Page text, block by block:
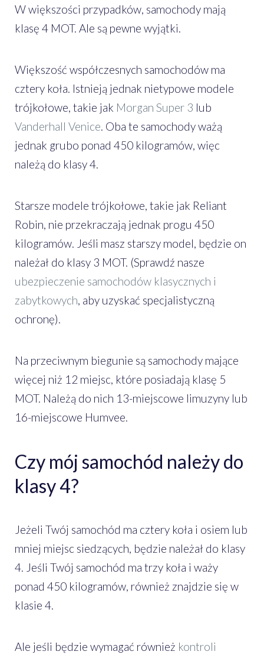
W większości przypadków, samochody mają
klasę 4 MOT. Ale są pewne wyjątki.
Większość współczesnych samochodów ma
cztery koła. Istnieją jednak nietypowe modele
trójkołowe, takie jak Morgan Super 3 lub
Vanderhall Venice. Oba te samochody ważą
jednak grubo ponad 450 kilogramów, więc
należą do klasy 4.
Starsze modele trójkołowe, takie jak Reliant
Robin, nie przekraczają jednak progu 450
kilogramów. Jeśli masz starszy model, będzie on
należał do klasy 3 MOT. (Sprawdź nasze
ubezpieczenie samochodów klasycznych i
zabytkowych, aby uzyskać specjalistyczną
ochronę).
Na przeciwnym biegunie są samochody mające
więcej niż 12 miejsc, które posiadają klasę 5
MOT. Należą do nich 13-miejscowe limuzyny lub
16-miejscowe Humvee.
Czy mój samochód należy do
klasy 4?
Jeżeli Twój samochód ma cztery koła i osiem lub
mniej miejsc siedzących, będzie należał do klasy
4. Jeśli Twój samochód ma trzy koła i waży
ponad 450 kilogramów, również znajdzie się w
klasie 4.
Ale jeśli będzie wymagać również kontroli